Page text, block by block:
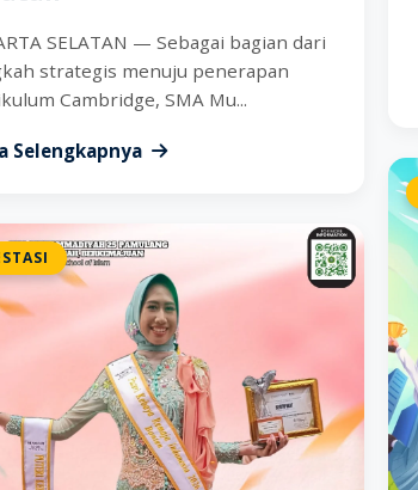
SELATAN — Sebagai bagian dari
strategis menuju penerapan
Cambridge, SMA Mu...
Selengkapnya